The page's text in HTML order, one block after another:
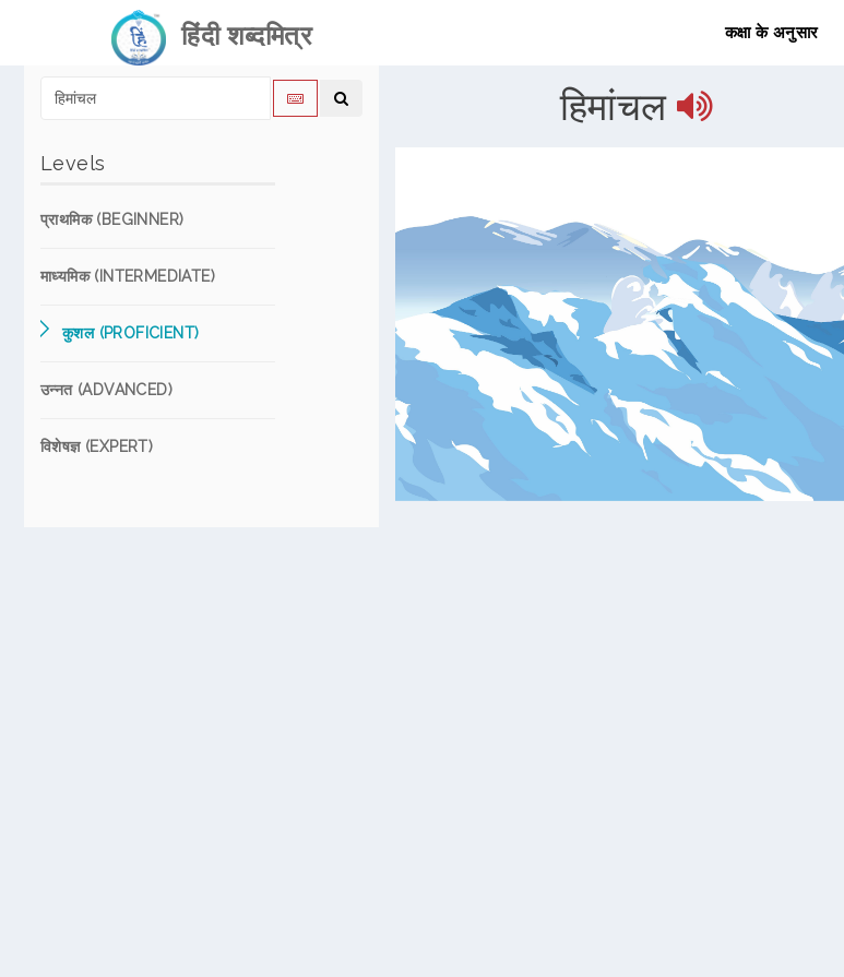
हिंदी शब्दमित्र कक्षा के अनुसार
Levels
प्राथमिक (BEGINNER)
माध्यमिक (INTERMEDIATE)
कुशल (PROFICIENT)
उन्नत (ADVANCED)
विशेषज्ञ (EXPERT)
हिमांचल